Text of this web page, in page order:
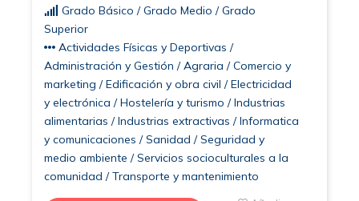
Grado Básico / Grado Medio / Grado
Superior
Actividades Físicas y Deportivas /
Administración y Gestión / Agraria / Comercio y
marketing / Edificación y obra civil / Electricidad
y electrónica / Hostelería y turismo / Industrias
alimentarias / Industrias extractivas / Informatica
y comunicaciones / Sanidad / Seguridad y
medio ambiente / Servicios socioculturales a la
comunidad / Transporte y mantenimiento